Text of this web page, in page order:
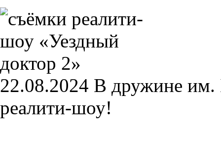
22.08.2024 В дружине им.
реалити-шоу!